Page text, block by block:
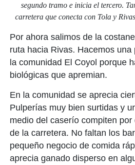
segundo tramo e inicia el tercero.
carretera que conecta con Tola y
Por ahora salimos de la
ruta hacia Rivas. Hacemos una
la comunidad El Coyol porque
biológicas que apremian.
En la comunidad se aprecia
Pulperías muy bien surtidas y
medio del caserío compiten por
de la carretera. No faltan los
pequeño negocio de comida
aprecia ganado disperso en